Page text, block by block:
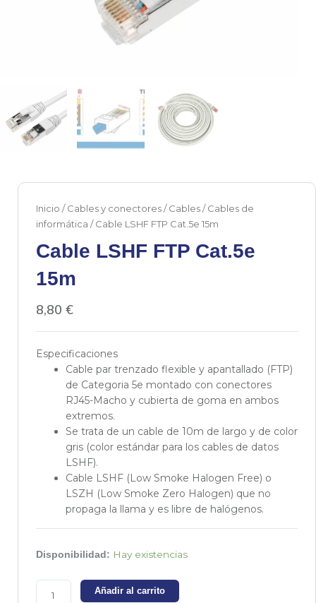
Inicio /Cables y conectores/Cables/Cables de
informática / Cable LSHF FTP Cat.5e 15m
Cable LSHF FTP Cat.5e
15m
8,80 €
Especificaciones
Cable par trenzado flexible y apantallado (FTP)
de Categoria 5e montado con conectores
RJ45-Macho y cubierta de goma en ambos
extremos.
Se trata de un cable de 10m de largo y de color
gris (color estándar para los cables de datos
LSHF).
Cable LSHF (Low Smoke Halogen Free) o
LSZH (Low Smoke Zero Halogen) que no
propaga la llama y es libre de halógenos.
Disponibilidad: Hay existencias
Cable
FTP
Cat.5e
Añadir al carrito